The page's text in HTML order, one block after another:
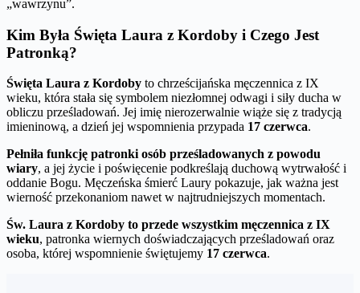
„wawrzynu”.
Kim Była Święta Laura z Kordoby i Czego Jest
Patronką?
Święta Laura z Kordoby to chrześcijańska męczennica z IX
wieku, która stała się symbolem niezłomnej odwagi i siły ducha w
obliczu prześladowań. Jej imię nierozerwalnie wiąże się z tradycją
imieninową, a dzień jej wspomnienia przypada 17 czerwca.
Pełniła funkcję patronki osób prześladowanych z powodu
wiary, a jej życie i poświęcenie podkreślają duchową wytrwałość i
oddanie Bogu. Męczeńska śmierć Laury pokazuje, jak ważna jest
wierność przekonaniom nawet w najtrudniejszych momentach.
Św. Laura z Kordoby to przede wszystkim męczennica z IX
wieku, patronka wiernych doświadczających prześladowań oraz
osoba, której wspomnienie świętujemy 17 czerwca.